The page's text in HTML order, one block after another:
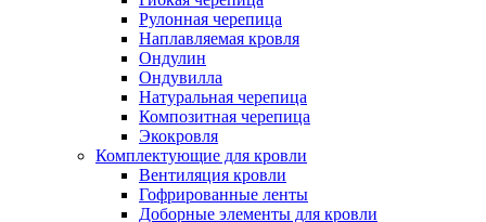
Рулонная черепица
Наплавляемая кровля
Ондулин
Ондувилла
Натуральная черепица
Композитная черепица
Экокровля
Комплектующие для кровли
Вентиляция кровли
Гофрированные ленты
Доборные элементы для кровли